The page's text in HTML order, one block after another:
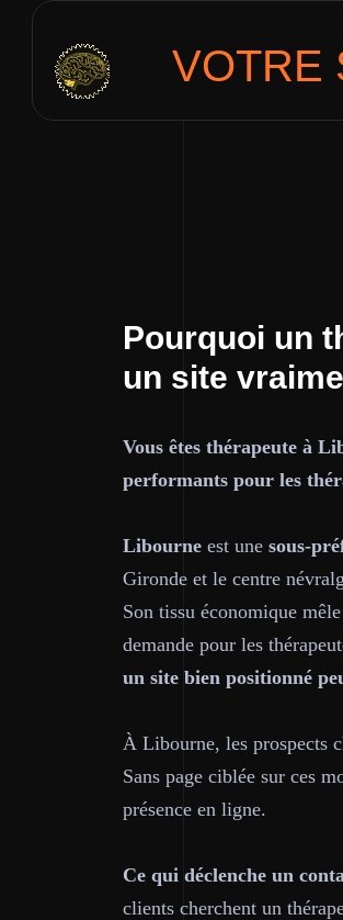
VOTRE
Pourquoi un
un site
Vous êtes thérapeute à
performants pour les
Libourne est une sous-
Gironde et le centre
Son tissu économique
demande pour les
un site bien positionné
À Libourne, les prospects
Sans page ciblée sur ces
présence en ligne.
Ce qui déclenche un
clients cherchent un